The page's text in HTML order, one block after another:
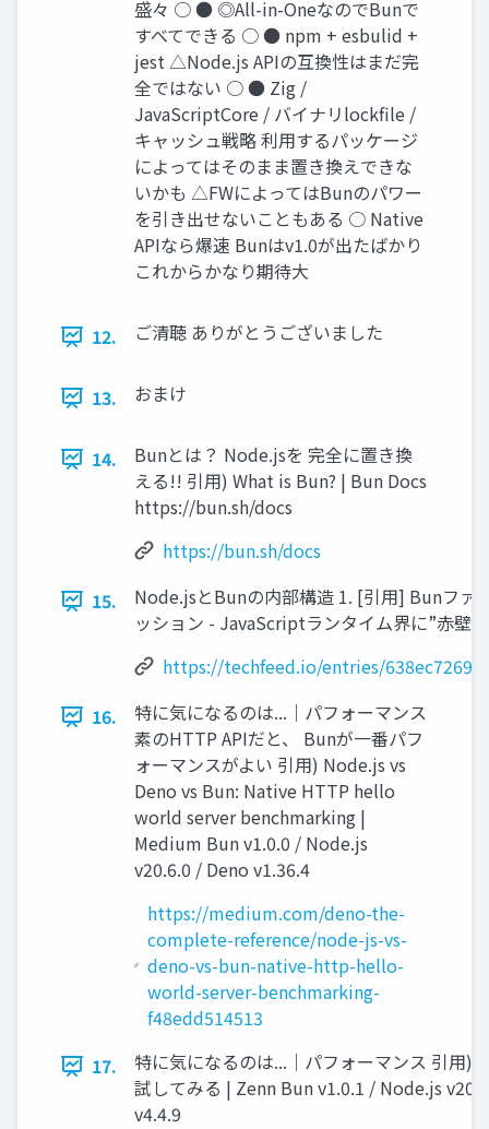
盛々 ○ ● ◎All-in-OneなのでBunで
すべてできる ○ ● npm + esbulid +
jest △Node.js APIの互換性はまだ完
全ではない ○ ● Zig /
JavaScriptCore / バイナリlockfile /
キャッシュ戦略 利用するパッケージ
によってはそのまま置き換えできな
いかも △FWによってはBunのパワー
を引き出せないこともある ○ Native
APIなら爆速 Bunはv1.0が出たばかり
これからかなり期待大
12. ご清聴 ありがとうございました
13. おまけ
14.
Bunとは？ Node.jsを 完全に置き換
える!! 引用) What is Bun? | Bun Docs
https://bun.sh/docs
https://bun.sh/docs
15.
Node.jsとBunの内部構造 1. [引用] Bunファ
ッション - JavaScriptランタイム界に”赤壁
https://techfeed.io/entries/
16.
特に気になるのは...｜パフォーマンス
素のHTTP APIだと、 Bunが一番パフ
ォーマンスがよい 引用) Node.js vs
Deno vs Bun: Native HTTP hello
world server benchmarking |
Medium Bun v1.0.0 / Node.js
v20.6.0 / Deno v1.36.4
https://medium.com/deno-the-
complete-reference/node-js-vs-
deno-vs-bun-native-http-hello-
world-server-benchmarking-
f48edd514513
17.
特に気になるのは...｜パフォーマンス 引用)
試してみる | Zenn Bun v1.0.1 / Node.js
v4.4.9